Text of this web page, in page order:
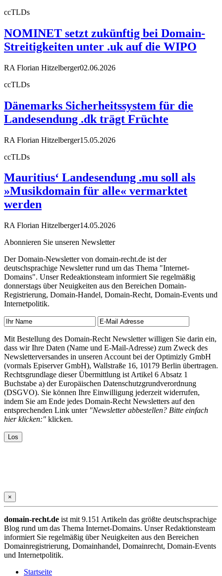
ccTLDs
NOMINET setzt zukünftig bei Domain-
Streitigkeiten unter .uk auf die WIPO
RA Florian Hitzelberger02.06.2026
ccTLDs
Dänemarks Sicherheitssystem für die
Landesendung .dk trägt Früchte
RA Florian Hitzelberger15.05.2026
ccTLDs
Mauritius‘ Landesendung .mu soll als
»Musikdomain für alle« vermarktet
werden
RA Florian Hitzelberger14.05.2026
Abonnieren Sie unseren Newsletter
Der Domain-Newsletter von domain-recht.de ist der
deutschsprachige Newsletter rund um das Thema "Internet-
Domains". Unser Redeaktionsteam informiert Sie regelmäßig
donnerstags über Neuigkeiten aus den Bereichen Domain-
Registrierung, Domain-Handel, Domain-Recht, Domain-Events und
Internetpolitik.
Mit Bestellung des Domain-Recht Newsletter willigen Sie darin ein,
dass wir Ihre Daten (Name und E-Mail-Adresse) zum Zweck des
Newsletterversandes in unseren Account bei der Optimizly GmbH
(vormals Episerver GmbH), Wallstraße 16, 10179 Berlin übertragen.
Rechtsgrundlage dieser Übermittlung ist Artikel 6 Absatz 1
Buchstabe a) der Europäischen Datenschutzgrundverordnung
(DSGVO). Sie können Ihre Einwilligung jederzeit widerrufen,
indem Sie am Ende jedes Domain-Recht Newsletters auf den
entsprechenden Link unter "Newsletter abbestellen? Bitte einfach
hier klicken:" klicken.
×
domain-recht.de ist mit 9.151 Artikeln das größte deutschsprachige
Blog rund um das Thema Internet-Domains. Unser Redaktionsteam
informiert Sie regelmäßig über Neuigkeiten aus den Bereichen
Domainregistrierung, Domainhandel, Domainrecht, Domain-Events
und Internetpolitik.
Startseite